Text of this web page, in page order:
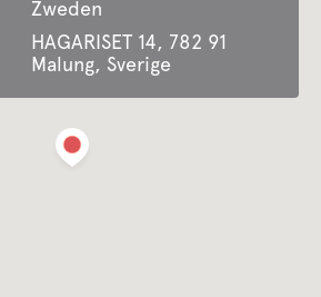
voor gasten met een
geopend
Zweden
HAGARISET 14, 782 91
Malung, Sverige